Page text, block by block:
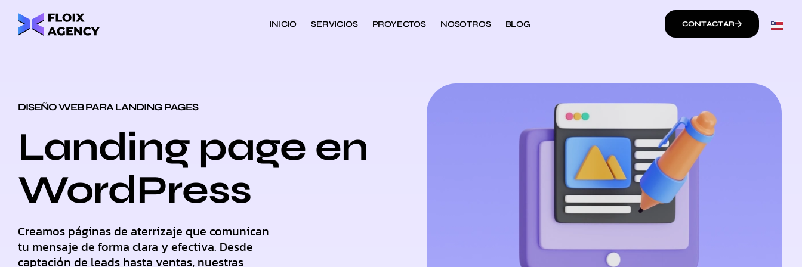
INICIO SERVICIOS PROYECTOS NOSOTROS BLOG CONTACTAR
DISEÑO WEB PARA LANDING PAGES
Landing page en
WordPress
Creamos páginas de aterrizaje que comunican
tu mensaje de forma clara y efectiva. Desde
captación de leads hasta ventas, nuestras